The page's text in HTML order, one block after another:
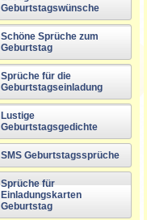
Geburtstagswünsche
Schöne Sprüche zum
Geburtstag
Sprüche für die
Geburtstagseinladung
Lustige
Geburtstagsgedichte
SMS Geburtstagssprüche
Sprüche für
Einladungskarten
Geburtstag